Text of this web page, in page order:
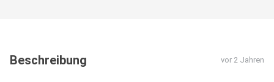
Beschreibung vor 2 Jahren